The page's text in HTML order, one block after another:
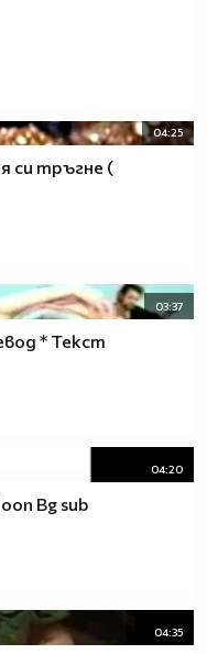
04:25
си тръгне (
03:37
* Текст
04:20
Bg sub
04:35